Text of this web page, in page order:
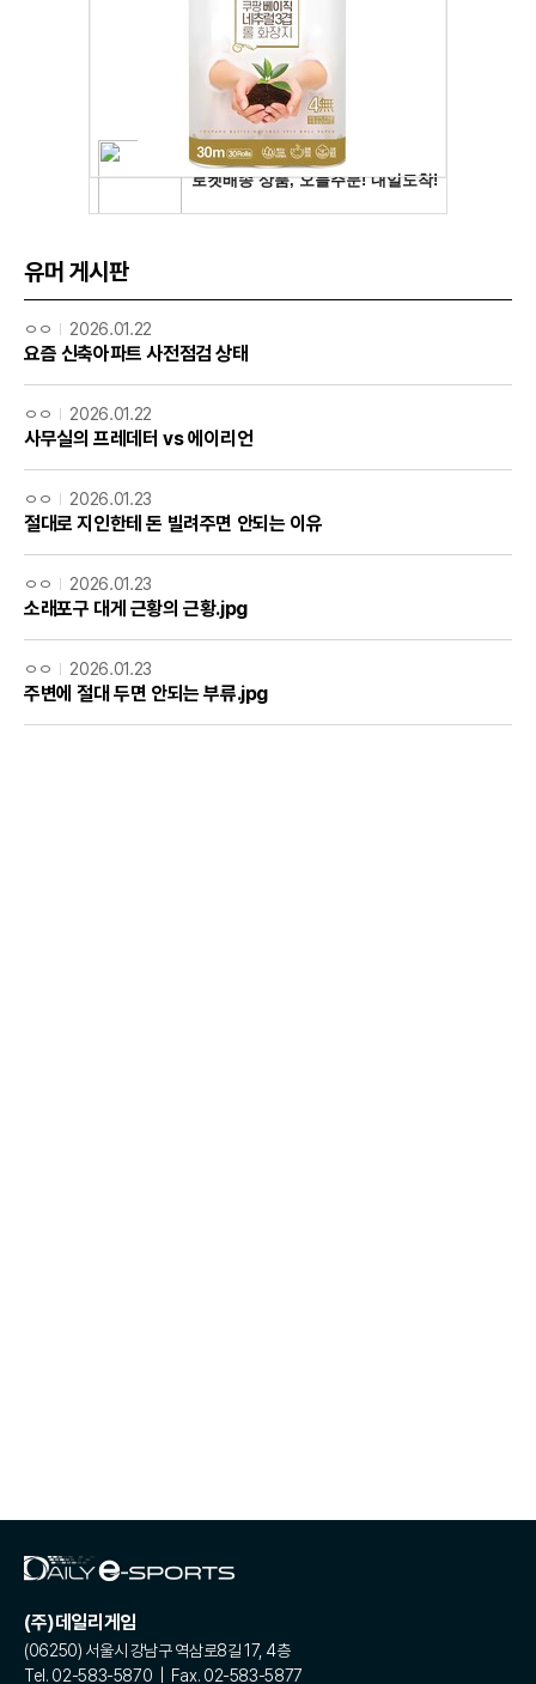
유머 게시판
ㅇㅇ 2026.01.22
요즘 신축아파트 사전점검 상태
ㅇㅇ 2026.01.22
사무실의 프레데터 vs 에이리언
ㅇㅇ 2026.01.23
절대로 지인한테 돈 빌려주면 안되는 이유
ㅇㅇ 2026.01.23
소래포구 대게 근황의 근황.jpg
ㅇㅇ 2026.01.23
주변에 절대 두면 안되는 부류.jpg
(주)데일리게임
(06250) 서울시 강남구 역삼로8길 17, 4층
Tel. 02-583-5870 | Fax. 02-583-5877